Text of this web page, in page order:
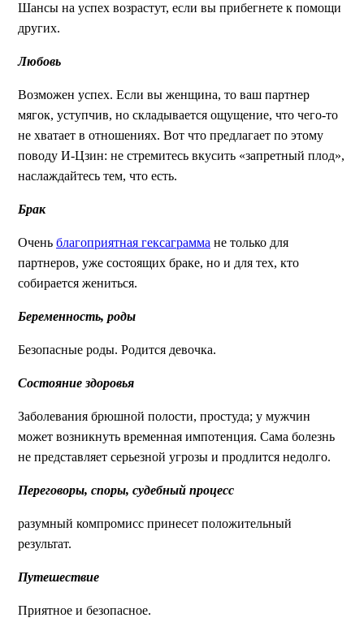
Шансы на успех возрастут, если вы прибегнете к помощи
других.
Любовь
Возможен успех. Если вы женщина, то ваш партнер
мягок, уступчив, но складывается ощущение, что чего-то
не хватает в отношениях. Вот что предлагает по этому
поводу И-Цзин: не стремитесь вкусить «запретный плод»,
наслаждайтесь тем, что есть.
Брак
Очень благоприятная гексаграмма не только для
партнеров, уже состоящих браке, но и для тех, кто
собирается жениться.
Беременность, роды
Безопасные роды. Родится девочка.
Состояние здоровья
Заболевания брюшной полости, простуда; у мужчин
может возникнуть временная импотенция. Сама болезнь
не представляет серьезной угрозы и продлится недолго.
Переговоры, споры, судебный процесс
разумный компромисс принесет положительный
результат.
Путешествие
Приятное и безопасное.